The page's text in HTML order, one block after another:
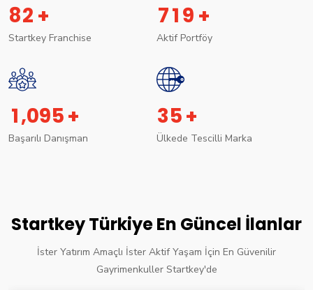
82 +
Startkey Franchise
719 +
Aktif Portföy
1,095+
Başarılı Danışman
35+
Ülkede Tescilli Marka
Startkey Türkiye En Güncel İlanlar
İster Yatırım Amaçlı İster Aktif Yaşam İçin En Güvenilir
Gayrimenkuller Startkey'de